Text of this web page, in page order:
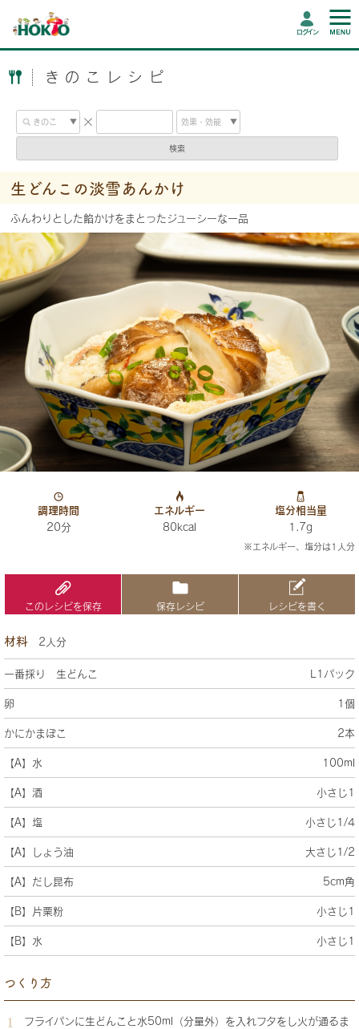
ログイン
きのこレシピ
検索
生どんこの淡雪あんかけ
ふんわりとした餡かけをまとったジューシーな一品
調理時間
20分
エネルギー
80kcal
塩分相当量
1.7g
※エネルギー、塩分は1人分
このレシピを保存 保存レシピ レシピを書く
材料 2人分
一番採り 生どんこ L1パック
卵 1個
かにかまぼこ 2本
【A】水 100ml
【A】酒 小さじ1
【A】塩 小さじ1/4
【A】しょう油 大さじ1/2
【A】だし昆布 5cm角
【B】片栗粉 小さじ1
【B】水 小さじ1
つくり方
フライパンに生どんこと水50ml（分量外）を入れフタをし火が通るま